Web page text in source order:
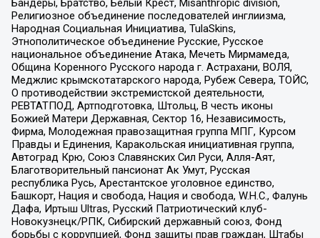
Бандеры, Братство, Белый Крест, Misanthropic division,
Религиозное объединение последователей инглиизма,
Народная Социальная Инициатива, TulaSkins,
Этнополитическое объединение Русские, Русское
национальное объединение Атака, Мечеть Мирмамеда,
Община Коренного Русского народа г. Астрахани, ВОЛЯ,
Меджлис крымскотатарского народа, Рубеж Севера, ТОЙС,
О противодействии экстремистской деятельности,
РЕВТАТПОД, Артподготовка, Штольц, В честь иконы
Божией Матери Державная, Сектор 16, Независимость,
Фирма, Молодежная правозащитная группа МПГ, Курсом
Правды и Единения, Каракольская инициативная группа,
Автоград Крю, Союз Славянских Сил Руси, Алля-Аят,
Благотворительный пансионат Ак Умут, Русская
республика Русь, Арестантское уголовное единство,
Башкорт, Нация и свобода, Нация и свобода, W.H.С., Фалунь
Дафа, Иртыш Ultras, Русский Патриотический клуб-
Новокузнецк/РПК, Сибирский державный союз, Фонд
борьбы с коррупцией, Фонд защиты прав граждан, Штабы